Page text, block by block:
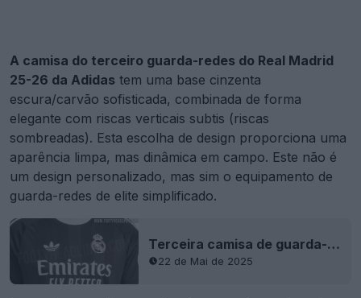
A camisa do terceiro guarda-redes do Real Madrid
25-26 da Adidas tem uma base cinzenta
escura/carvão sofisticada, combinada de forma
elegante com riscas verticais subtis (riscas
sombreadas). Esta escolha de design proporciona uma
aparência limpa, mas dinâmica em campo. Este não é
um design personalizado, mas sim o equipamento de
guarda-redes de elite simplificado.
Terceira camisa de guarda-redes do Real Madrid 25-26 vaza
22 de Mai de 2025